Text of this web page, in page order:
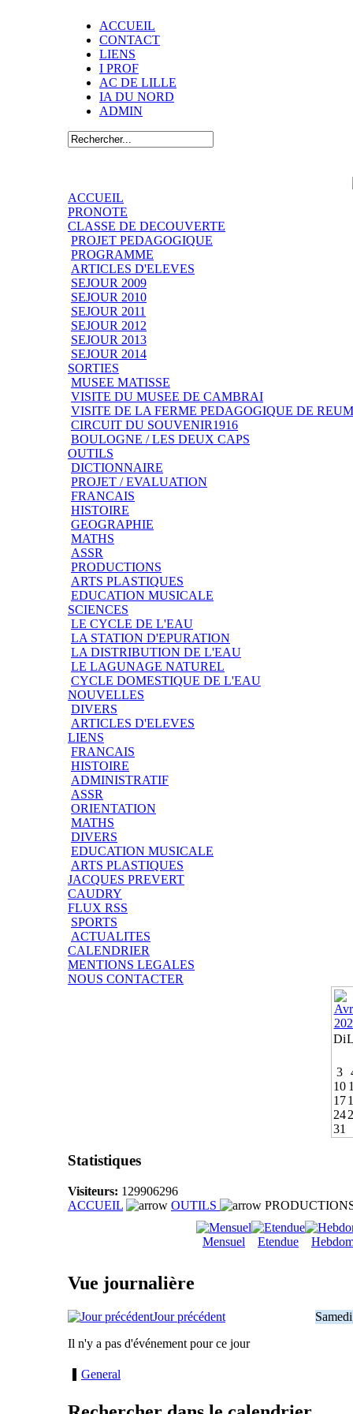
ACCUEIL
CONTACT
LIENS
I PROF
AC DE LILLE
IA DU NORD
ADMIN
ACCUEIL
PRONOTE
CLASSE DE DECOUVERTE
PROJET PEDAGOGIQUE
PROGRAMME
ARTICLES D'ELEVES
SEJOUR 2009
SEJOUR 2010
SEJOUR 2011
SEJOUR 2012
SEJOUR 2013
SEJOUR 2014
SORTIES
MUSEE MATISSE
VISITE DU MUSEE DE CAMBRAI
VISITE DE LA FERME PEDAGOGIQUE DE
CIRCUIT DU SOUVENIR1916
BOULOGNE / LES DEUX CAPS
OUTILS
DICTIONNAIRE
PROJET / EVALUATION
FRANCAIS
HISTOIRE
GEOGRAPHIE
MATHS
ASSR
PRODUCTIONS
ARTS PLASTIQUES
EDUCATION MUSICALE
SCIENCES
LE CYCLE DE L'EAU
LA STATION D'EPURATION
LA DISTRIBUTION DE L'EAU
LE LAGUNAGE NATUREL
CYCLE DOMESTIQUE DE L'EAU
NOUVELLES
DIVERS
ARTICLES D'ELEVES
LIENS
FRANCAIS
HISTOIRE
ADMINISTRATIF
ASSR
ORIENTATION
MATHS
DIVERS
EDUCATION MUSICALE
ARTS PLASTIQUES
JACQUES PREVERT
CAUDRY
FLUX RSS
SPORTS
ACTUALITES
CALENDRIER
MENTIONS LEGALES
NOUS CONTACTER
Di
3
10
17
24
31
Statistiques
Visiteurs: 129906296
ACCUEIL
OUTILS
Mensuel Etendue
Vue journalière
Jour précédent
Il n'y a pas d'événement pour ce jour
General